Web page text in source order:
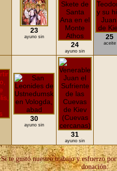
23
ayuno sin
24
ayuno sin
25
aceite
30
ayuno sin
31
ayuno sin
Si te gustó nuestro trabajo y esfuerzo
donación: